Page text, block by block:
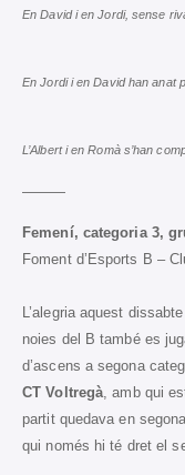
En David i en Jordi, sense
En Jordi i en David han anat
L’Albert i en Romà s’han
———
Femení, categoria 3,
Foment d’Esports B –
L’alegria aquest
noies del B també es
d’ascens a segona
CT Voltregà, amb qui
partit quedava en
qui només hi té dret el